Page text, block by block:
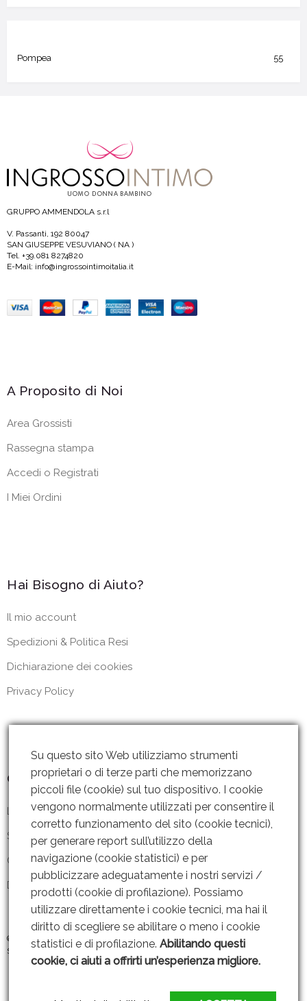
Pompea 55
GRUPPO AMMENDOLA s.r.l
V. Passanti, 192 80047
SAN GIUSEPPE VESUVIANO ( NA )
Tel. +39.081 8274820
E-Mail: info@ingrossointimoitalia.it
A Proposito di Noi
Area Grossisti
Rassegna stampa
Accedi o Registrati
I Miei Ordini
Hai Bisogno di Aiuto?
Il mio account
Spedizioni & Politica Resi
Dichiarazione dei cookies
Privacy Policy
Contattaci
Lun – Ven: 8 – 18.30
Sabato: Chiuso
Contattaci
Dove siamo
© 2019 GRUPPO AMMENDOLA s.r.l P. IVA: 06221451211 |Web Design By
SEOJAM
Su questo sito Web utilizziamo strumenti
proprietari o di terze parti che memorizzano
piccoli file (cookie) sul tuo dispositivo. I cookie
vengono normalmente utilizzati per consentire il
corretto funzionamento del sito (cookie tecnici),
per generare report sull’utilizzo della
navigazione (cookie statistici) e per
pubblicizzare adeguatamente i nostri servizi /
prodotti (cookie di profilazione). Possiamo
utilizzare direttamente i cookie tecnici, ma hai il
diritto di scegliere se abilitare o meno i cookie
statistici e di profilazione.Abilitando questi
cookie, ci aiuti a offrirti un’esperienza migliore.